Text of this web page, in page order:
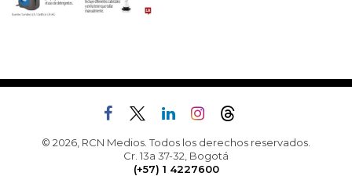
© 2026, RCN Medios. Todos los derechos reservados.
Cr. 13a 37-32, Bogotá
(+57) 1 4227600